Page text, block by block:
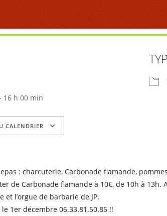
16 h 00 min
CALENDRIER
: charcuterie, Carbonade flamande,
de Carbonade flamande à 10€, de 10h à
et l’orgue de barbarie de JP.
1er décembre 06.33.81.50.85 !!